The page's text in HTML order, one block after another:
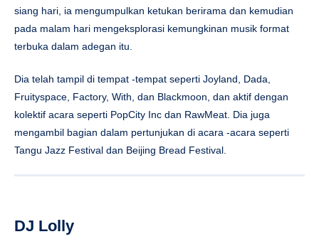
siang hari, ia mengumpulkan ketukan berirama dan kemudian
pada malam hari mengeksplorasi kemungkinan musik format
terbuka dalam adegan itu.
Dia telah tampil di tempat -tempat seperti Joyland, Dada,
Fruityspace, Factory, With, dan Blackmoon, dan aktif dengan
kolektif acara seperti PopCity Inc dan RawMeat. Dia juga
mengambil bagian dalam pertunjukan di acara -acara seperti
Tangu Jazz Festival dan Beijing Bread Festival.
DJ Lolly